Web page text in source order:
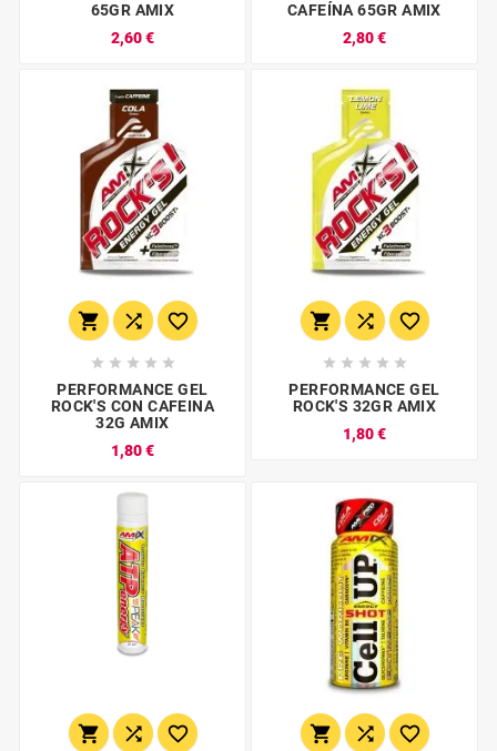
65GR AMIX
2,60 €
CAFEÍNA 65GR AMIX
2,80 €
  
    
PERFORMANCE GEL
ROCK'S CON CAFEINA
32G AMIX
1,80 €
  
    
PERFORMANCE GEL
ROCK'S 32GR AMIX
1,80 €
     